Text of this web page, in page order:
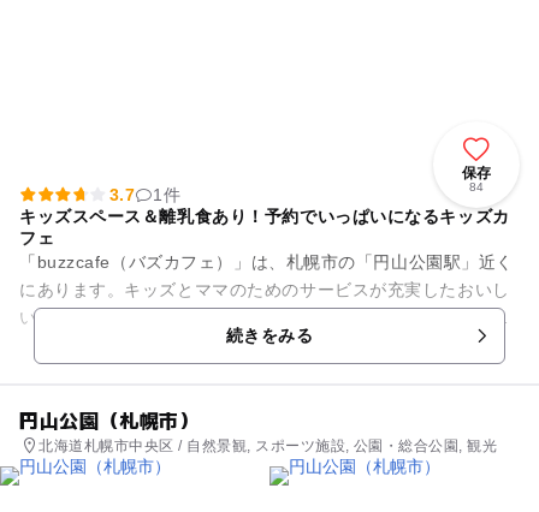
保存
84
3.7
1件
キッズスペース＆離乳食あり！予約でいっぱいになるキッズカ
フェ
「buzzcafe（バズカフェ）」は、札幌市の「円山公園駅」近く
にあります。キッズとママのためのサービスが充実したおいし
いカフェとして人気があり、テレビや雑誌にたびたび紹介され
続きをみる
円山公園（札幌市）
北海道札幌市中央区 / 自然景観, スポーツ施設, 公園・総合公園, 観光